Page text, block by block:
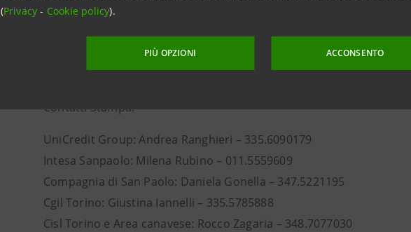
(Privacy- Cookie policy).
PIÙ OPZIONI ACCONSENTO
sostegno sociale alle famiglie in difficoltà”.
Contatti Stampa:
UniCredit Group: Andrea Ranghieri – 335.6090179
Intesa Sanpaolo: Milena Rubino – 011.5559609
Compagnia di San Paolo: Daniela Gonella – 347.5221195
Cgil Torino: Giustina Iannelli – 335.5785888
Cisl Torino e Area canavese: Rocco Zagaria – 348.7077030